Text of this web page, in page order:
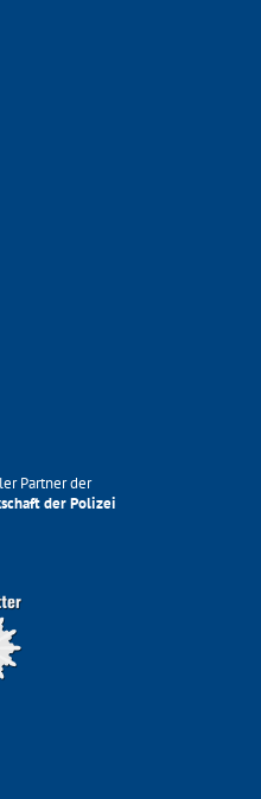
Partner der
der Polizei